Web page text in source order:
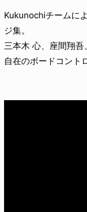
Kukunochiチームに
ジ集。
三本木 心、座間翔
自在のボードコント